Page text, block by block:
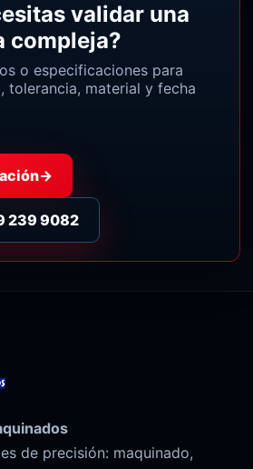
validar una
compleja?
o especificaciones para
tolerancia, material y fecha
→
239 9082
de precisión: maquinado,